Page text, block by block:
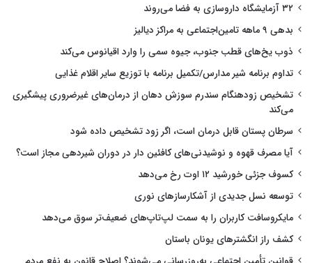
۳۲ آزمایشگاه داروسازی به فضا می‌روند
بدهی ۹ ماهه تامین‌اجتماعی به مراکز دیالیز
ذوب یخ‌های قطب جنوب، جیوه سمی را وارد اقیانوس می‌کند
تداوم برنامه شیر مدارس/تکمیل برنامه با توزیع سایر اقلام غذایی
تشخیص زودهنگام سندرم سوزش دهان از درمان‌های غیرضروری پیشگیری
می‌کند
سرطان پستان قابل درمان است، اگر زود تشخیص داده شود
آیا مصرف قهوه و نوشیدنی‌های کافئین دار در دوران شیردهی مجاز است؟
کسوف جزئی خورشید ۱۲ اوت رخ می‌دهد
توسعه نسل جدیدی از آشکارسازهای نوری
مایکروسافت کاربران را به سمت لپ‌تاپ‌های ضعیف‌تر سوق می‌دهد
کشف راز انگشترهای یونان باستان